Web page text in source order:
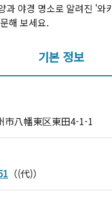
과 야경 명소로 알려진 '와
해 보세요.
기본 정보
市八幡東区東田4-1-1
（(代)）